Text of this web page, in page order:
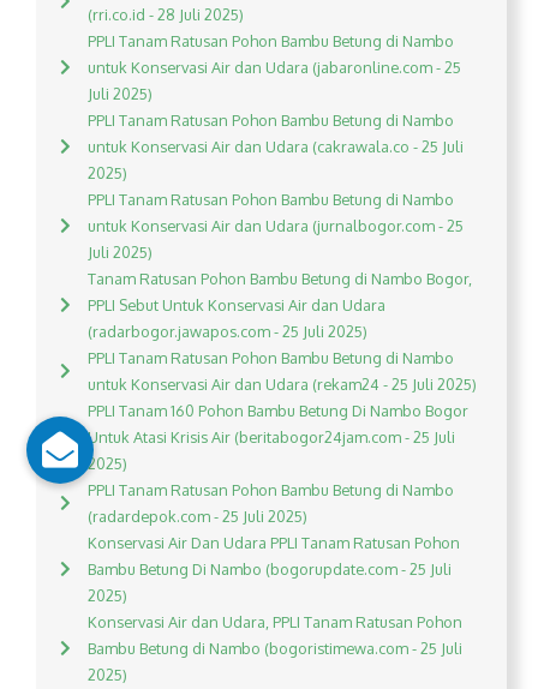
(rri.co.id - 28 Juli 2025)
PPLI Tanam Ratusan Pohon Bambu Betung di Nambo
untuk Konservasi Air dan Udara (jabaronline.com - 25
Juli 2025)
PPLI Tanam Ratusan Pohon Bambu Betung di Nambo
untuk Konservasi Air dan Udara (cakrawala.co - 25 Juli
2025)
PPLI Tanam Ratusan Pohon Bambu Betung di Nambo
untuk Konservasi Air dan Udara (jurnalbogor.com - 25
Juli 2025)
Tanam Ratusan Pohon Bambu Betung di Nambo Bogor,
PPLI Sebut Untuk Konservasi Air dan Udara
(radarbogor.jawapos.com - 25 Juli 2025)
PPLI Tanam Ratusan Pohon Bambu Betung di Nambo
untuk Konservasi Air dan Udara (rekam24 - 25 Juli 2025)
PPLI Tanam 160 Pohon Bambu Betung Di Nambo Bogor
Untuk Atasi Krisis Air (beritabogor24jam.com - 25 Juli
2025)
PPLI Tanam Ratusan Pohon Bambu Betung di Nambo
(radardepok.com - 25 Juli 2025)
Konservasi Air Dan Udara PPLI Tanam Ratusan Pohon
Bambu Betung Di Nambo (bogorupdate.com - 25 Juli
2025)
Konservasi Air dan Udara, PPLI Tanam Ratusan Pohon
Bambu Betung di Nambo (bogoristimewa.com - 25 Juli
2025)